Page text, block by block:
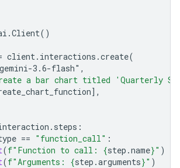
.Client()
client. interactions .create(
3.6-flash" ,
a bar chart titled 'Quarterly
],
. steps :
== "function_call" :
(f"Function to call: {step .name}" )
(f"Arguments: {step .arguments}" )